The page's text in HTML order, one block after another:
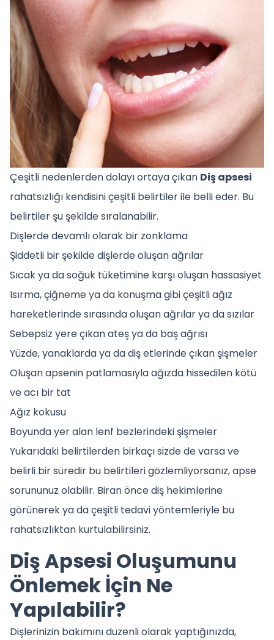
Çeşitli nedenlerden dolayı ortaya çıkan Diş apsesi
rahatsızlığı kendisini çeşitli belirtiler ile belli eder. Bu
belirtiler şu şekilde sıralanabilir.
Dişlerde devamlı olarak bir zonklama
Şiddetli bir şekilde dişlerde oluşan ağrılar
Sıcak ya da soğuk tüketimine karşı oluşan hassasiyet
Isırma, çiğneme ya da konuşma gibi çeşitli ağız
hareketlerinde sırasında oluşan ağrılar ya da sızılar
Sebepsiz yere çıkan ateş ya da baş ağrısı
Yüzde, yanaklarda ya da diş etlerinde çıkan şişmeler
Oluşan apsenin patlamasıyla ağızda hissedilen kötü
ve acı bir tat
Ağız kokusu
Boyunda yer alan lenf bezlerindeki şişmeler
Yukarıdaki belirtilerden birkaçı sizde de varsa ve
belirli bir süredir bu belirtileri gözlemliyorsanız, apse
sorununuz olabilir. Biran önce diş hekimlerine
görünerek ya da çeşitli tedavi yöntemleriyle bu
rahatsızlıktan kurtulabilirsiniz.
Diş Apsesi Oluşumunu
Önlemek İçin Ne
Yapılabilir?
Dişlerinizin bakımını düzenli olarak yaptığınızda,